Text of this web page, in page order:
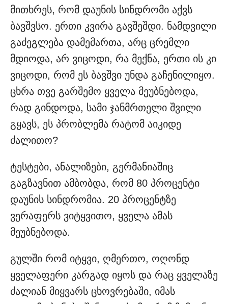
მითხრეს, რომ დაუნის სინდრომი აქვს
ბავშვსო. ერთი კვირა გავშეშდი. ნამდვილი
გაძეგლება დამემართა, არც ცრემლი
მდიოდა, არ ვიცოდი, რა მექნა, ერთი ის კი
ვიცოდი, რომ ეს ბავშვი უნდა გაჩენილიყო.
ცხრა თვე გარშემო ყველა მეუბნებოდა,
რად გინდოდა, სამი ჯანმრთელი შვილი
გყავს, ეს პრობლემა რატომ აიკიდე
ძალითო?
ტესტები, ანალიზები, გერმანიაშიც
გაგზავნით ამბობდა, რომ 80 პროცენტი
დაუნის სინდრომია. 20 პროცენტზე
ვერაფერს ვიტყვითო, ყველა ამას
მეუბნებოდა.
გულში რომ იტყვი, ღმერთო, ოღონდ
ყველაფერი კარგად იყოს და რაც ყველაზე
ძალიან მიყვარს ცხოვრებაში, იმას